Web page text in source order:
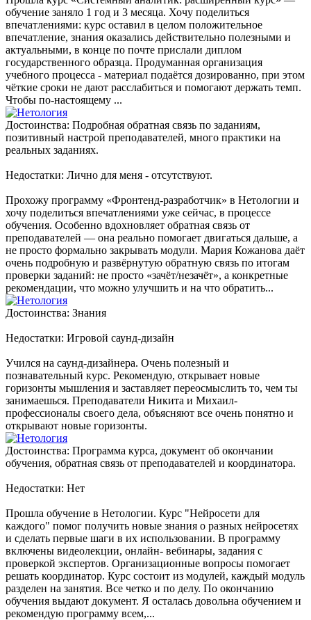
обучение заняло 1 год и 3 месяца. Хочу поделиться
впечатлениями: курс оставил в целом положительное
впечатление, знания оказались действительно полезными и
актуальными, в конце по почте прислали диплом
государственного образца. Продуманная организация
учебного процесса - материал подаётся дозированно, при этом
чёткие сроки не дают расслабиться и помогают держать темп.
Чтобы по-настоящему ...
Достоинства: Подробная обратная связь по заданиям,
позитивный настрой преподавателей, много практики на
реальных заданиях.
Недостатки: Лично для меня - отсутствуют.
Прохожу программу «Фронтенд-разработчик» в Нетологии и
хочу поделиться впечатлениями уже сейчас, в процессе
обучения. Особенно вдохновляет обратная связь от
преподавателей — она реально помогает двигаться дальше, а
не просто формально закрывать модули. Мария Кожанова даёт
очень подробную и развёрнутую обратную связь по итогам
проверки заданий: не просто «зачёт/незачёт», а конкретные
рекомендации, что можно улучшить и на что обратить...
Достоинства: Знания
Недостатки: Игровой саунд-дизайн
Учился на саунд-дизайнера. Очень полезный и
познавательный курс. Рекомендую, открывает новые
горизонты мышления и заставляет переосмыслить то, чем ты
занимаешься. Преподаватели Никита и Михаил-
профессионалы своего дела, объясняют все очень понятно и
открывают новые горизонты.
Достоинства: Программа курса, документ об окончании
обучения, обратная связь от преподавателей и координатора.
Недостатки: Нет
Прошла обучение в Нетологии. Курс "Нейросети для
каждого" помог получить новые знания о разных нейросетях
и сделать первые шаги в их использовании. В программу
включены видеолекции, онлайн- вебинары, задания с
проверкой экспертов. Организационные вопросы помогает
решать координатор. Курс состоит из модулей, каждый модуль
разделен на занятия. Все четко и по делу. По окончанию
обучения выдают документ. Я осталась довольна обучением и
рекомендую программу всем,...